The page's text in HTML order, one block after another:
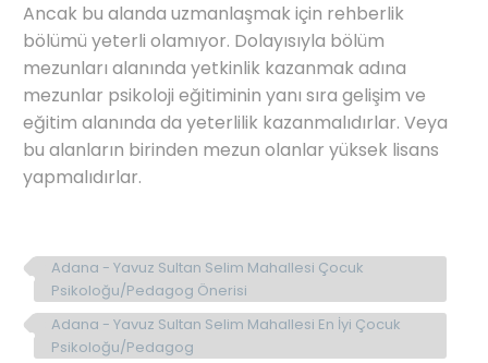
Ancak bu alanda uzmanlaşmak için rehberlik
bölümü yeterli olamıyor. Dolayısıyla bölüm
mezunları alanında yetkinlik kazanmak adına
mezunlar psikoloji eğitiminin yanı sıra gelişim ve
eğitim alanında da yeterlilik kazanmalıdırlar. Veya
bu alanların birinden mezun olanlar yüksek lisans
yapmalıdırlar.
Adana - Yavuz Sultan Selim Mahallesi Çocuk
Psikoloğu/Pedagog Önerisi
Adana - Yavuz Sultan Selim Mahallesi En İyi Çocuk
Psikoloğu/Pedagog